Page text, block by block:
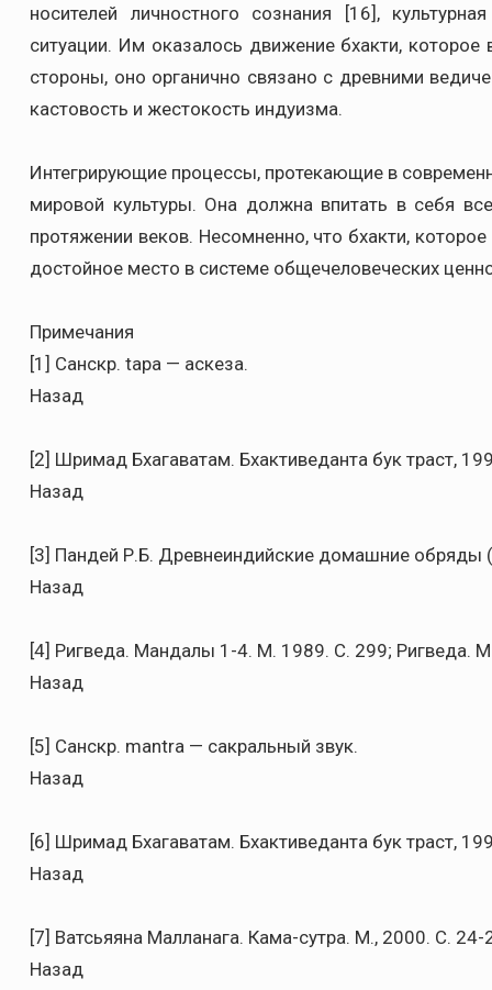
носителей личностного сознания [16],
ситуации. Им оказалось движение бхакти,
стороны, оно органично связано с древними
кастовость и жестокость индуизма.
Интегрирующие процессы, протекающие в
мировой культуры. Она должна впитать в себя
протяжении веков. Несомненно, что бхакти,
достойное место в системе общечеловеческих
Примечания
[1] Санскр. tapa — аскеза.
Назад
[2] Шримад Бхагаватам. Бхактиведанта бук траст,
Назад
[3] Пандей Р.Б. Древнеиндийские домашние
Назад
[4] Ригведа. Мандалы 1-4. М. 1989. C. 299; Ригведа.
Назад
[5] Санскр. mantra — сакральный звук.
Назад
[6] Шримад Бхагаватам. Бхактиведанта бук траст,
Назад
[7] Ватсьяяна Малланага. Кама-сутра. М., 2000. C. 24-
Назад